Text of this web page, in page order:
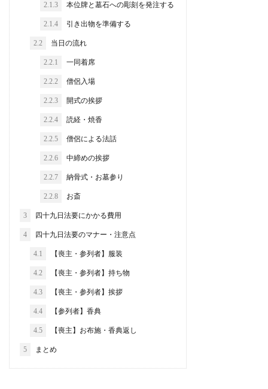
2.1.3 本位牌と墓石への彫刻を発注する
2.1.4 引き出物を準備する
2.2 当日の流れ
2.2.1 一同着席
2.2.2 僧侶入場
2.2.3 開式の挨拶
2.2.4 読経・焼香
2.2.5 僧侶による法話
2.2.6 中締めの挨拶
2.2.7 納骨式・お墓参り
2.2.8 お斎
3 四十九日法要にかかる費用
4 四十九日法要のマナー・注意点
4.1 【喪主・参列者】服装
4.2 【喪主・参列者】持ち物
4.3 【喪主・参列者】挨拶
4.4 【参列者】香典
4.5 【喪主】お布施・香典返し
5 まとめ